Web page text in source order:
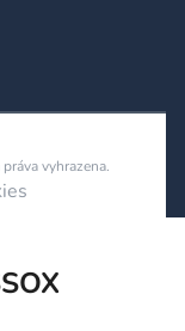
práva vyhrazena.